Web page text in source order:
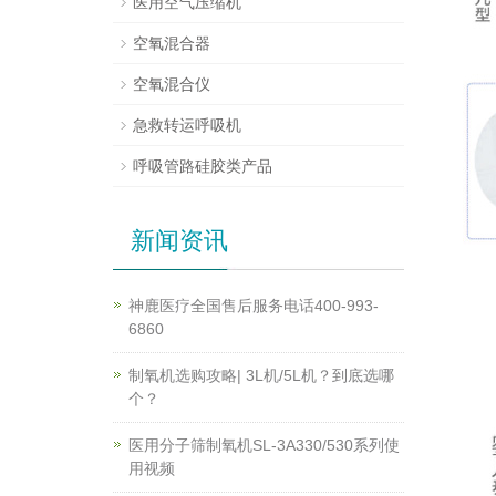
空氧混合器
空氧混合仪
急救转运呼吸机
呼吸管路硅胶类产品
新闻资讯
神鹿医疗全国售后服务电话400-993-
6860
制氧机选购攻略| 3L机/5L机？到底选哪
个？
医用分子筛制氧机SL-3A330/530系列使
用视频